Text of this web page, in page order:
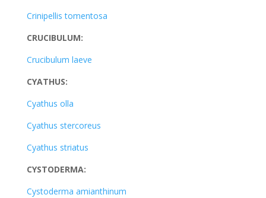
Crinipellis tomentosa
CRUCIBULUM:
Crucibulum laeve
CYATHUS:
Cyathus olla
Cyathus stercoreus
Cyathus striatus
CYSTODERMA:
Cystoderma amianthinum